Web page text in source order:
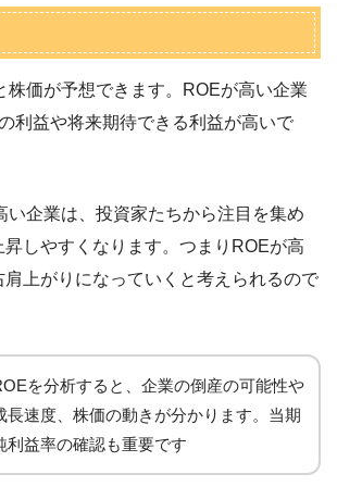
株価が予想できます。ROEが高い企業
利益や将来期待できる利益が高いで
い企業は、投資家たちから注目を集め
昇しやすくなります。つまりROEが高
肩上がりになっていくと考えられるので
を分析すると、企業の倒産の可能性や
長速度、株価の動きが分かります。当期
利益率の確認も重要です